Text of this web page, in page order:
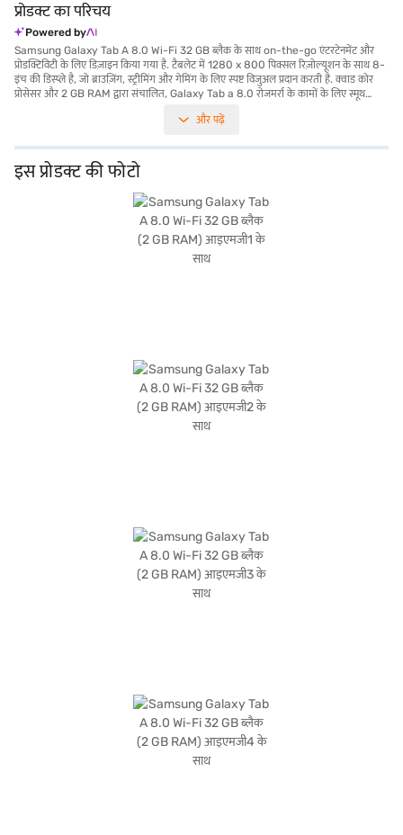
प्रोडक्ट का परिचय
Powered by
Samsung Galaxy Tab A 8.0 Wi-Fi 32 GB ब्लैक के साथ on-the-go एंटरटेनमेंट और
प्रोडक्टिविटी के लिए डिज़ाइन किया गया है. टैबलेट में 1280 x 800 पिक्सल रिज़ोल्यूशन के साथ 8-
इंच की डिस्प्ले है, जो ब्राउज़िंग, स्ट्रीमिंग और गेमिंग के लिए स्पष्ट विजुअल प्रदान करती है. क्वाड कोर
प्रोसेसर और 2 GB RAM द्वारा संचालित, Galaxy Tab a 8.0 रोजमर्रा के कामों के लिए स्मूथ
यादगार पलों को कैप्चर करें. 32 GB की इंटरनल स्टोरेज के साथ, आपके पास अपने ऐप, फोटो और
कनेक्ट रहने और मनोरंजन करने की सुविधा देती है. यह बजट-फ्रेंडली टैबलेट उन यूज़र्स के लिए परफेक्ट
है जो मीडिया का इस्तेमाल करने और बेसिक प्रोडक्टिविटी टास्क के लिए पोर्टेबल और भरोसेमंद डिवाइस
चाहते हैं. यह टैबलेट आपके पसंदीदा कंटेंट का आनंद लेने के लिए परफेक्ट है. खरीदारी करने के लिए
बजाज फाइनेंस पर विकल्पों के बारे में जानें या पार्टनर स्टोर पर जाएं और Easy EMIs का लाभ उठाएं.
और पढ़ें
इस प्रोडक्ट की फोटो